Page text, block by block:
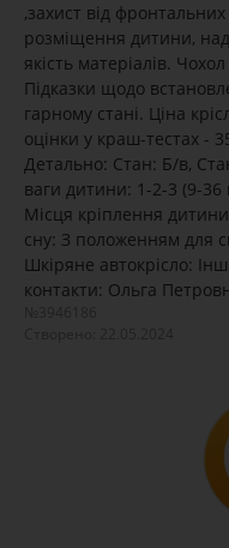
,захист від
розміщення дитини,
якість матеріалів.
Підказки щодо
гарному стані. Ціна
оцінки у краш-тестах -
Детально: Стан: Б/в,
ваги дитини: 1-2-3 (9-36
Місця кріплення
сну: З положенням для
Шкіряне автокрісло:
контакти: Ольга